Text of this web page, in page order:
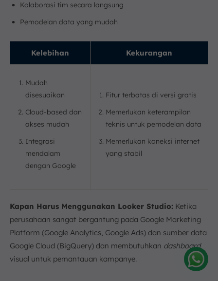
Kolaborasi tim secara langsung
Pemodelan data yang mudah
Kelebihan Kekurangan
Mudah
disesuaikan
Cloud-based dan
akses mudah
Integrasi
mendalam
dengan Google
Fitur terbatas di versi gratis
Memerlukan keterampilan
teknis untuk pemodelan data
Memerlukan koneksi internet
yang stabil
Kapan Harus Menggunakan Looker Studio: Ketika
perusahaan sangat bergantung pada Google Marketing
Platform (Google Analytics, Google Ads) dan sumber data
Google Cloud (BigQuery) dan membutuhkan dashboard
visual untuk pemantauan kampanye.